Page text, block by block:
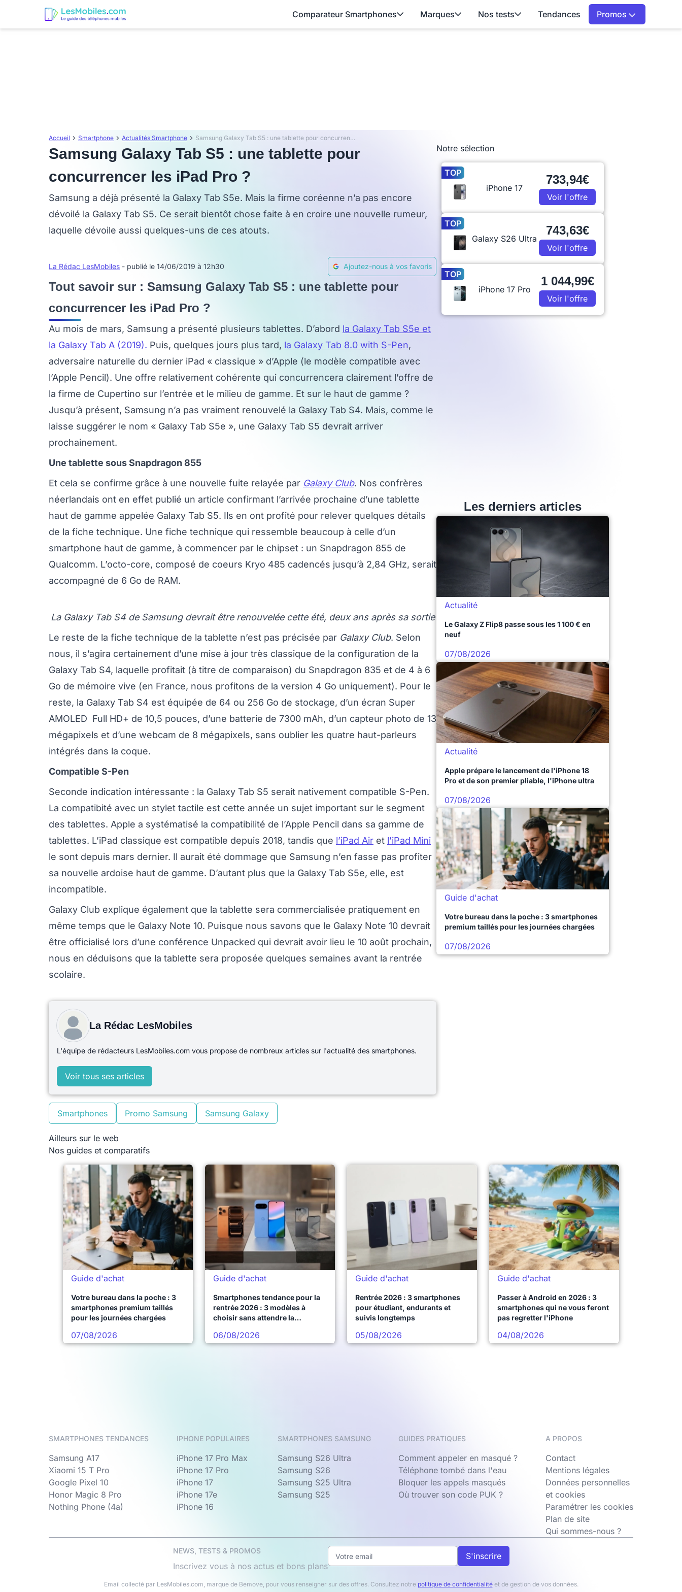
Comparateur Smartphones Marques Nos tests Tendances Promos
Accueil Smartphone Actualités Smartphone Samsung Galaxy Tab S5 : une tablette pour concurrencer les iPad Pro ?
Samsung Galaxy Tab S5 : une tablette pour
concurrencer les iPad Pro ?
Samsung a déjà présenté la Galaxy Tab S5e. Mais la firme coréenne n’a pas encore
dévoilé la Galaxy Tab S5. Ce serait bientôt chose faite à en croire une nouvelle rumeur,
laquelle dévoile aussi quelques-uns de ces atouts.
La Rédac LesMobiles - publié le 14/06/2019 à 12h30 Ajoutez-nous à vos favoris
Tout savoir sur : Samsung Galaxy Tab S5 : une tablette pour
concurrencer les iPad Pro ?
Au mois de mars, Samsung a présenté plusieurs tablettes. D’abord la Galaxy Tab S5e et
la Galaxy Tab A (2019). Puis, quelques jours plus tard, la Galaxy Tab 8.0 with S-Pen,
adversaire naturelle du dernier iPad « classique » d’Apple (le modèle compatible avec
l’Apple Pencil). Une offre relativement cohérente qui concurrencera clairement l’offre de
la firme de Cupertino sur l’entrée et le milieu de gamme. Et sur le haut de gamme ?
Jusqu’à présent, Samsung n’a pas vraiment renouvelé la Galaxy Tab S4. Mais, comme le
laisse suggérer le nom « Galaxy Tab S5e », une Galaxy Tab S5 devrait arriver
prochainement.
Une tablette sous Snapdragon 855
Et cela se confirme grâce à une nouvelle fuite relayée par Galaxy Club. Nos confrères
néerlandais ont en effet publié un article confirmant l’arrivée prochaine d’une tablette
haut de gamme appelée Galaxy Tab S5. Ils en ont profité pour relever quelques détails
de la fiche technique. Une fiche technique qui ressemble beaucoup à celle d’un
smartphone haut de gamme, à commencer par le chipset : un Snapdragon 855 de
Qualcomm. L’octo-core, composé de coeurs Kryo 485 cadencés jusqu’à 2,84 GHz, serait
accompagné de 6 Go de RAM.
La Galaxy Tab S4 de Samsung devrait être renouvelée cette été, deux ans après sa sortie
Le reste de la fiche technique de la tablette n’est pas précisée par Galaxy Club. Selon
nous, il s’agira certainement d’une mise à jour très classique de la configuration de la
Galaxy Tab S4, laquelle profitait (à titre de comparaison) du Snapdragon 835 et de 4 à 6
Go de mémoire vive (en France, nous profitons de la version 4 Go uniquement). Pour le
reste, la Galaxy Tab S4 est équipée de 64 ou 256 Go de stockage, d’un écran Super
AMOLED Full HD+ de 10,5 pouces, d’une batterie de 7300 mAh, d’un capteur photo de 13
mégapixels et d’une webcam de 8 mégapixels, sans oublier les quatre haut-parleurs
intégrés dans la coque.
Compatible S-Pen
Seconde indication intéressante : la Galaxy Tab S5 serait nativement compatible S-Pen.
La compatibité avec un stylet tactile est cette année un sujet important sur le segment
des tablettes. Apple a systématisé la compatibilité de l’Apple Pencil dans sa gamme de
tablettes. L’iPad classique est compatible depuis 2018, tandis que l’iPad Air et l’iPad Mini
le sont depuis mars dernier. Il aurait été dommage que Samsung n’en fasse pas profiter
sa nouvelle ardoise haut de gamme. D’autant plus que la Galaxy Tab S5e, elle, est
incompatible.
Galaxy Club explique également que la tablette sera commercialisée pratiquement en
même temps que le Galaxy Note 10. Puisque nous savons que le Galaxy Note 10 devrait
être officialisé lors d’une conférence Unpacked qui devrait avoir lieu le 10 août prochain,
nous en déduisons que la tablette sera proposée quelques semaines avant la rentrée
scolaire.
La Rédac LesMobiles
L'équipe de rédacteurs LesMobiles.com vous propose de nombreux articles sur l'actualité des smartphones.
Voir tous ses articles
Smartphones Promo Samsung Samsung Galaxy
Ailleurs sur le web
Notre sélection
TOP
iPhone 17
733,94€
Voir l'offre
TOP
Galaxy S26 Ultra
743,63€
Voir l'offre
TOP
iPhone 17 Pro
1 044,99€
Voir l'offre
Les derniers articles
Actualité
Le Galaxy Z Flip8 passe sous les 1 100 € en
neuf
07/08/2026
Actualité
Apple prépare le lancement de l'iPhone 18
Pro et de son premier pliable, l'iPhone ultra
07/08/2026
Guide d'achat
Votre bureau dans la poche : 3 smartphones
premium taillés pour les journées chargées
07/08/2026
Nos guides et comparatifs
Guide d'achat
Votre bureau dans la poche : 3
smartphones premium taillés
pour les journées chargées
07/08/2026
Guide d'achat
Smartphones tendance pour la
rentrée 2026 : 3 modèles à
choisir sans attendre la
06/08/2026
Guide d'achat
Rentrée 2026 : 3 smartphones
pour étudiant, endurants et
suivis longtemps
05/08/2026
Guide d'achat
Passer à Android en 2026 : 3
smartphones qui ne vous feront
pas regretter l'iPhone
04/08/2026
SMARTPHONES TENDANCES
Samsung A17
Xiaomi 15 T Pro
Google Pixel 10
Honor Magic 8 Pro
Nothing Phone (4a)
IPHONE POPULAIRES
iPhone 17 Pro Max
iPhone 17 Pro
iPhone 17
iPhone 17e
iPhone 16
SMARTPHONES SAMSUNG
Samsung S26 Ultra
Samsung S26
Samsung S25 Ultra
Samsung S25
GUIDES PRATIQUES
Comment appeler en masqué ?
Téléphone tombé dans l'eau
Bloquer les appels masqués
Où trouver son code PUK ?
A PROPOS
Contact
Mentions légales
Données personnelles
et cookies
Paramétrer les cookies
Plan de site
Qui sommes-nous ?
NEWS, TESTS & PROMOS
Inscrivez vous à nos actus et bons plans
S'inscrire
Email collecté par LesMobiles.com, marque de Bemove, pour vous renseigner sur des offres. Consultez notre politique de confidentialitéet de gestion de vos données.